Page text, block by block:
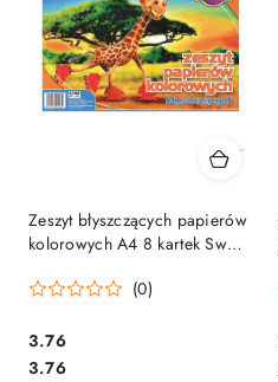
Zeszyt błyszczących papierów
kolorowych A4 8 kartek Sweet
(0)
Cena:
3.76
Cena:
3.76